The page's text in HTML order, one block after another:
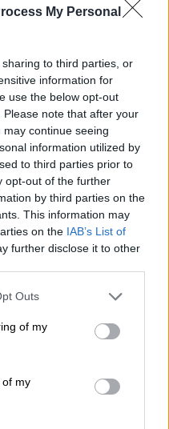
My Personal
to third parties, or
information for
use the below opt-out
note that after your
continue seeing
information utilized by
to third parties prior to
opt-out of the further
by third parties on the
This information may
on the IAB’s List of
further disclose it to other
Outs
of my
of my
sulla
ed ora). A
, con tanto di
per avvicinarsi a